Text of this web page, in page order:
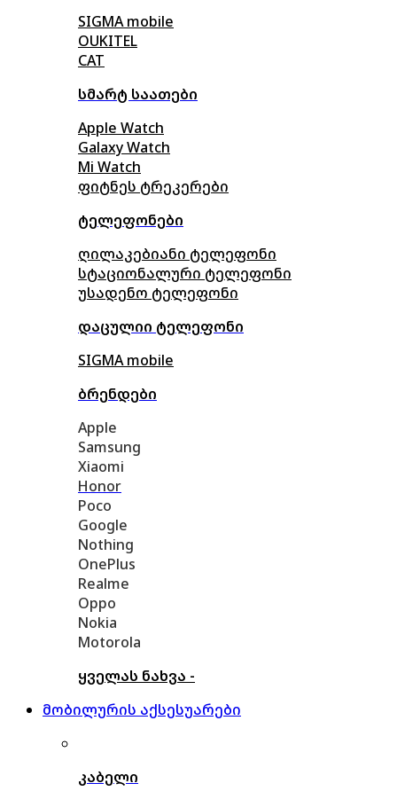
SIGMA mobile
OUKITEL
CAT
სმარტ საათები
Apple Watch
Galaxy Watch
Mi Watch
ფიტნეს ტრეკერები
ტელეფონები
ღილაკებიანი ტელეფონი
სტაციონალური ტელეფონი
უსადენო ტელეფონი
დაცულიი ტელეფონი
SIGMA mobile
ბრენდები
Apple
Samsung
Xiaomi
Honor
Poco
Google
Nothing
OnePlus
Realme
Oppo
Nokia
Motorola
ყველას ნახვა -
მობილურის აქსესუარები
კაბელი